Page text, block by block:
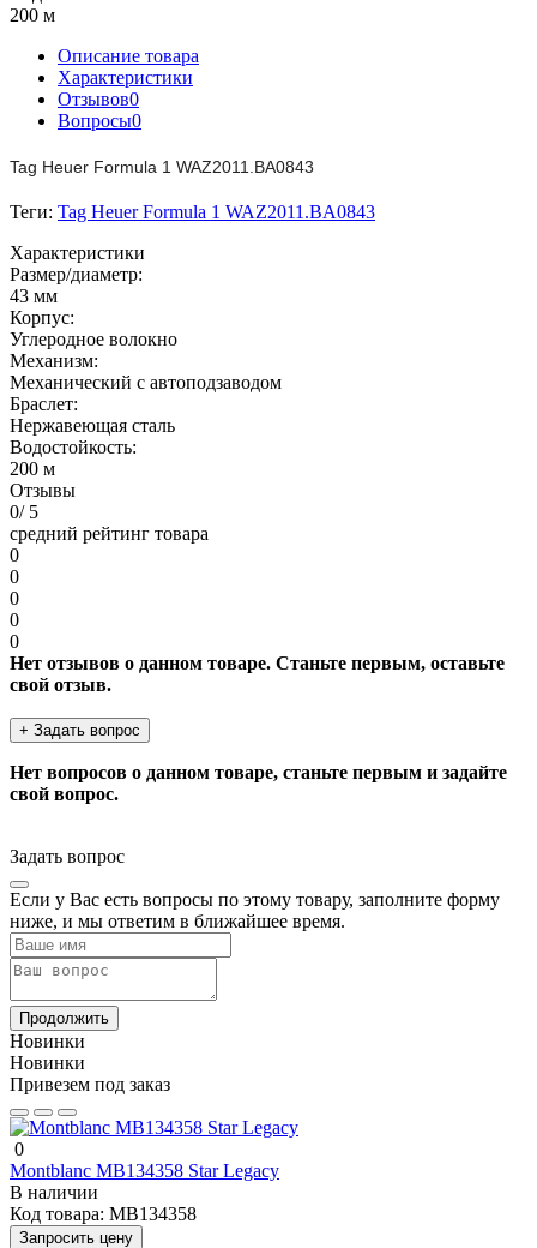
200 м
Описание товара
Характеристики
Отзывов0
Вопросы0
Tag Heuer Formula 1 WAZ2011.BA0843
Теги: Tag Heuer Formula 1 WAZ2011.BA0843
Характеристики
Размер/диаметр:
43 мм
Корпус:
Углеродное волокно
Механизм:
Механический с автоподзаводом
Браслет:
Нержавеющая сталь
Водостойкость:
200 м
Отзывы
0/ 5
средний рейтинг товара
0
0
0
0
0
Нет отзывов о данном товаре. Станьте первым, оставьте
свой отзыв.
+ Задать вопрос
Нет вопросов о данном товаре, станьте первым и задайте
свой вопрос.
Задать вопрос
Если у Вас есть вопросы по этому товару, заполните форму
ниже, и мы ответим в ближайшее время.
Продолжить
Новинки
Новинки
Привезем под заказ
0
Montblanc MB134358 Star Legacy
В наличии
Код товара: MB134358
Запросить цену